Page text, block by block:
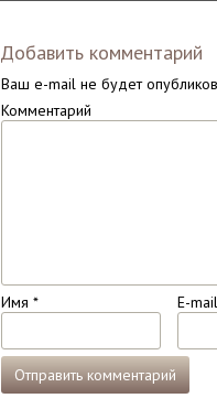
Добавить комментарий
Ваш e-mail не будет
Комментарий
Имя* E-